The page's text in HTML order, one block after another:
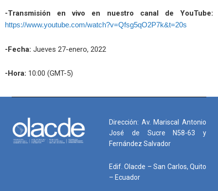
-Transmisión en vivo en nuestro canal de YouTube:
https://www.youtube.com/watch?v=Qfsg5qO2P7k&t=20s
-Fecha: Jueves 27-enero, 2022
-Hora: 10:00 (GMT-5)
Dirección: Av. Mariscal Antonio
José de Sucre N58-63 y
Fernández Salvador
Edif. Olacde – San Carlos, Quito
– Ecuador